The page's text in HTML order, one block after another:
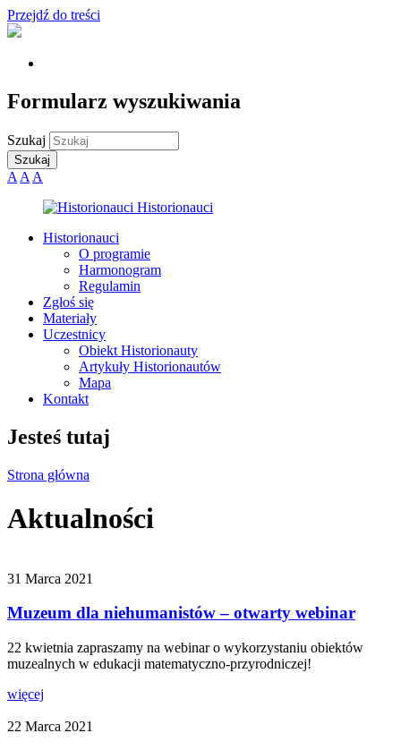
Przejdź do treści
Formularz wyszukiwania
Szukaj
A A A
Historionauci
O programie
Harmonogram
Regulamin
Zgłoś się
Materiały
Uczestnicy
Obiekt Historionauty
Artykuły Historionautów
Mapa
Kontakt
Jesteś tutaj
Strona główna
Aktualności
31 Marca 2021
Muzeum dla niehumanistów – otwarty webinar
22 kwietnia zapraszamy na webinar o wykorzystaniu obiektów
muzealnych w edukacji matematyczno-przyrodniczej!
więcej
22 Marca 2021